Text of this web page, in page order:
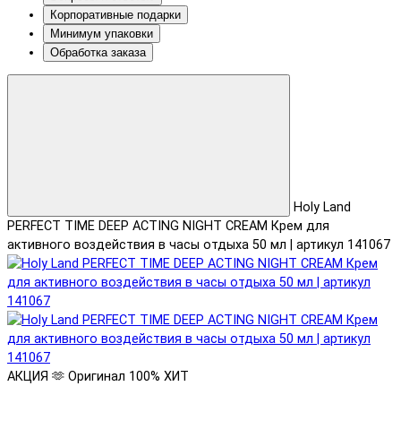
Корпоративные подарки
Минимум упаковки
Обработка заказа
Holy Land
PERFECT TIME DEEP ACTING NIGHT CREAM Крем для
активного воздействия в часы отдыха 50 мл | артикул 141067
АКЦИЯ 🫶 Оригинал 100% ХИТ